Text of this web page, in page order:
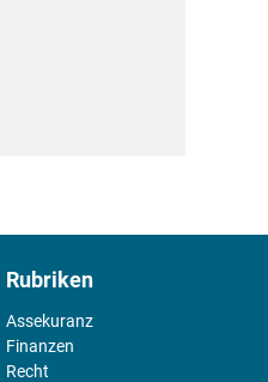
Rubriken
Assekuranz
Finanzen
Recht